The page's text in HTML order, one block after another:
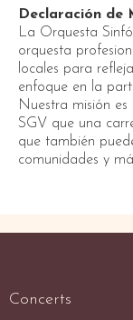
Declaración de
La Orquesta
orquesta
locales para
enfoque en la
Nuestra misión
SGV que una
que también
comunidades y
Concerts